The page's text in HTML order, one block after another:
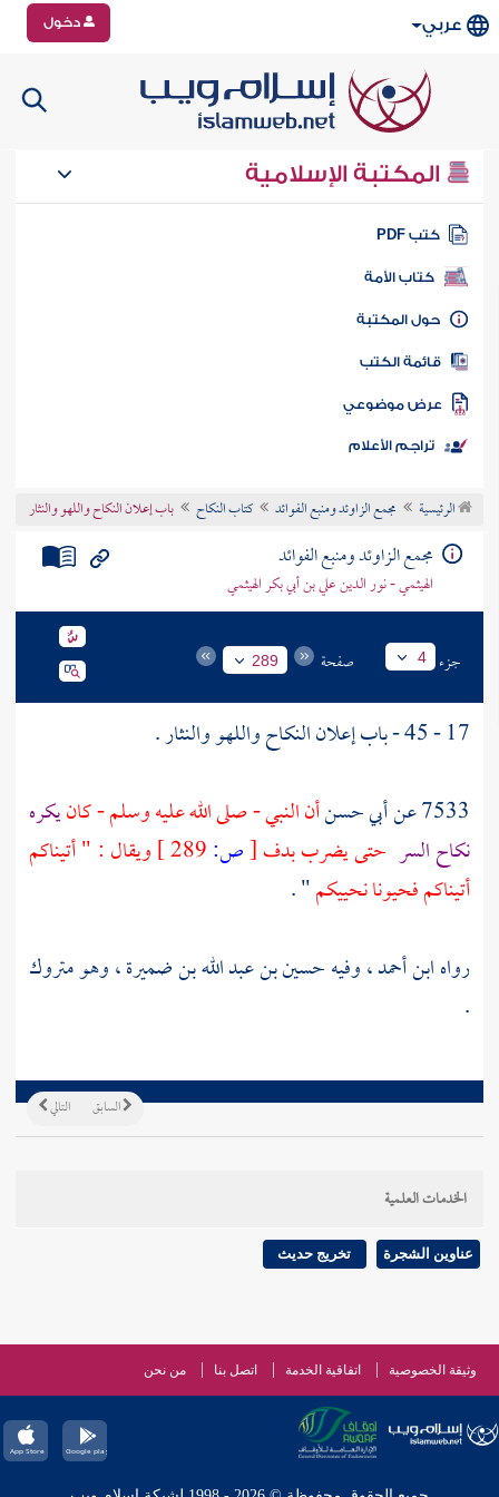
عربي دخول
المكتبة الإسلامية
كتب PDF
كتاب الأمة
المكتبة
الكتب
موضوعي
تراجم الأعلام
الرئيسية مجمع الزاوئد ومنبع الفوائد كتاب النكاح باب إعلان النكاح واللهو والنثار
مجمع الزاوئد ومنبع الفوائد
الهيثمي - نور الدين علي بن أبي بكر الهيثمي
جزء 4 صفحة 289
17 - 45 - باب إعلان النكاح واللهو والنثار .
7533 عن
أبي حسنأن النبي - صلى الله عليه وسلم - كانيكره
نكاح السر حتى يضرب بدف[ص:
ويقال : " أتيناكم
أتيناكم فحيونا نحييكم" .
رواه ابنأحمد، وفيهحسين بن عبد الله بن ضميرة، وهو متروك
.
التالي السابق
الخدمات العلمية
عناوين الشجرة تخريج حديث
وثيقة الخصوصية اتفاقية الخدمة اتصل بنا من نحن